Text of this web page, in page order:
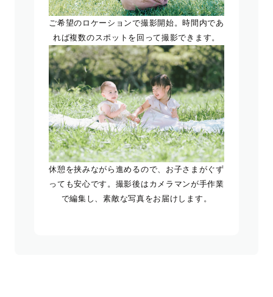
ご希望のロケーションで撮影開始。時間内であ
れば複数のスポットを回って撮影できます。
休憩を挟みながら進めるので、お子さまがぐず
っても安心です。撮影後はカメラマンが手作業
で編集し、素敵な写真をお届けします。